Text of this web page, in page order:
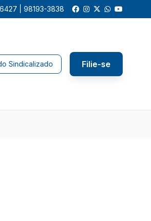
| 98193-3838
Sindicalizado Filie-se